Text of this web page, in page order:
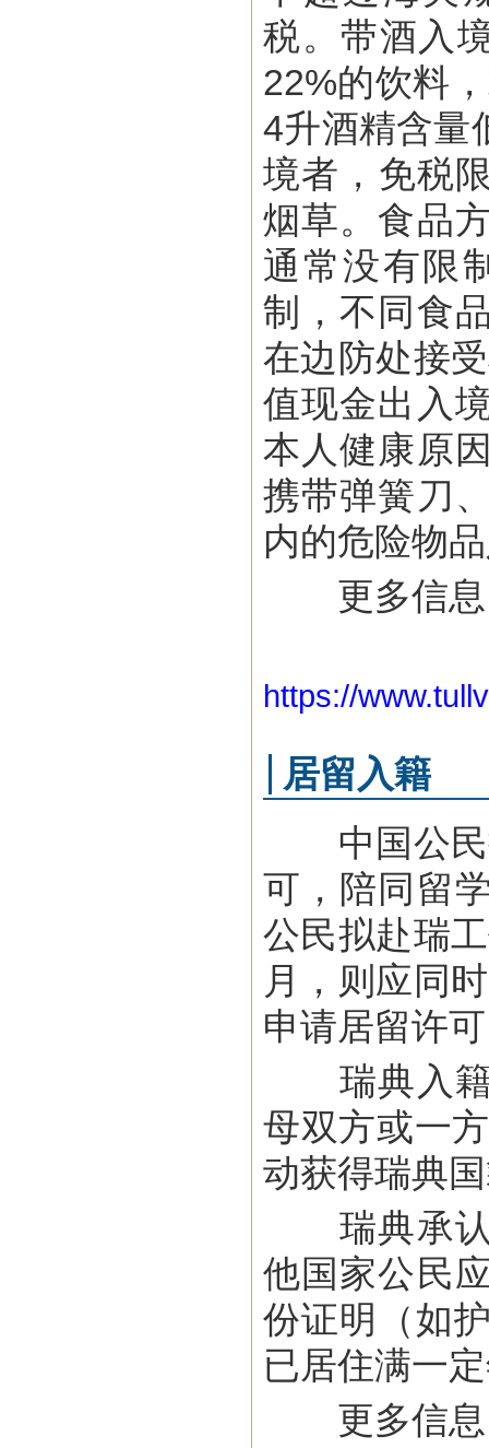
税。带酒入
22%的饮料
4升酒精含量
境者，免税
烟草。食品
通常没有限
制，不同食
在边防处接
值现金出入
本人健康原
携带弹簧刀
内的危险物
更多信息
https://
居留入籍
中国公民
可，陪同留
公民拟赴瑞
月，则应同
申请居留许
瑞典入籍
母双方或一
动获得瑞典
瑞典承认
他国家公民
份证明（如
已居住满一
更多信息